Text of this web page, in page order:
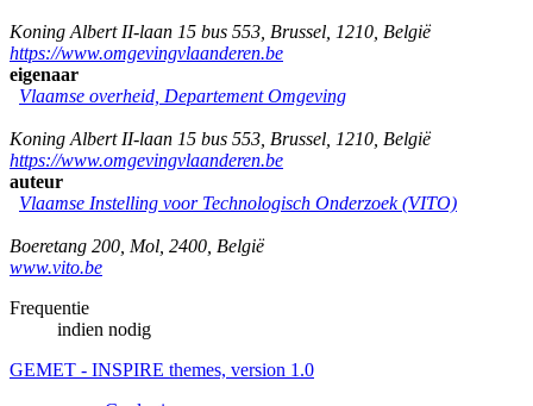
Koning Albert II-laan 15 bus 553 Brussel 1210 België
https://www.omgevingvlaanderen.be
eigenaar
Vlaamse overheid, Departement Omgeving
Koning Albert II-laan 15 bus 553 Brussel 1210 België
https://www.omgevingvlaanderen.be
auteur
Vlaamse Instelling voor Technologisch Onderzoek (VITO)
Boeretang 200 Mol 2400 België
www.vito.be
Frequentie
indien nodig
GEMET - INSPIRE themes, version 1.0